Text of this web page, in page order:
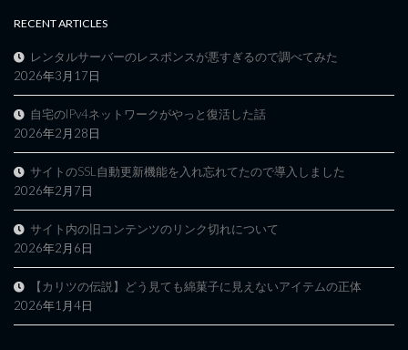
RECENT ARTICLES
レンタルサーバーのレスポンスが悪すぎるので調べてみた
2026年3月17日
自宅のIPv4ネットワークがやっと復活した話
2026年2月28日
サイトのSSL自動更新機能を入れ忘れてたので導入しました
2026年2月7日
サイト内の旧コンテンツのリンク切れについて
2026年2月6日
【カリツの伝説】どう見ても綿菓子に見えないアイテムの正体
2026年1月4日